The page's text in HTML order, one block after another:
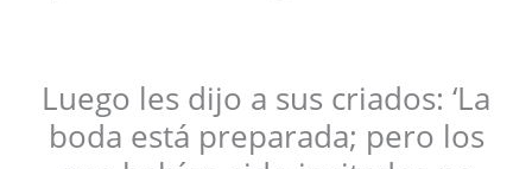
Luego les dijo a sus criados: ‘La
boda está preparada; pero los